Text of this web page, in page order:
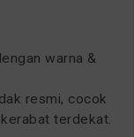
warna &
resmi, cocok
terdekat.